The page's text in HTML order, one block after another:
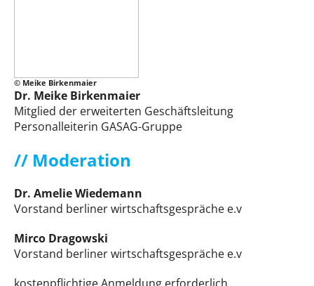
© Meike Birkenmaier
Dr. Meike Birkenmaier
Mitglied der erweiterten Geschäftsleitung
Personalleiterin GASAG-Gruppe
// Moderation
Dr. Amelie Wiedemann
Vorstand berliner wirtschaftsgespräche e.v
Mirco Dragowski
Vorstand berliner wirtschaftsgespräche e.v